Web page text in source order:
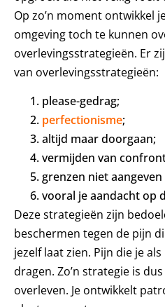
Op zo’n moment ontwikkel
omgeving toch te kunnen
overlevingsstrategieën. Er
van overlevingsstrategieën:
please-gedrag;
perfectionisme;
altijd maar doorgaan;
vermijden van
grenzen niet
vooral je aandacht op
Deze strategieën zijn
beschermen tegen de pijn
jezelf laat zien. Pijn die je
dragen. Zo’n strategie is
overleven. Je ontwikkelt